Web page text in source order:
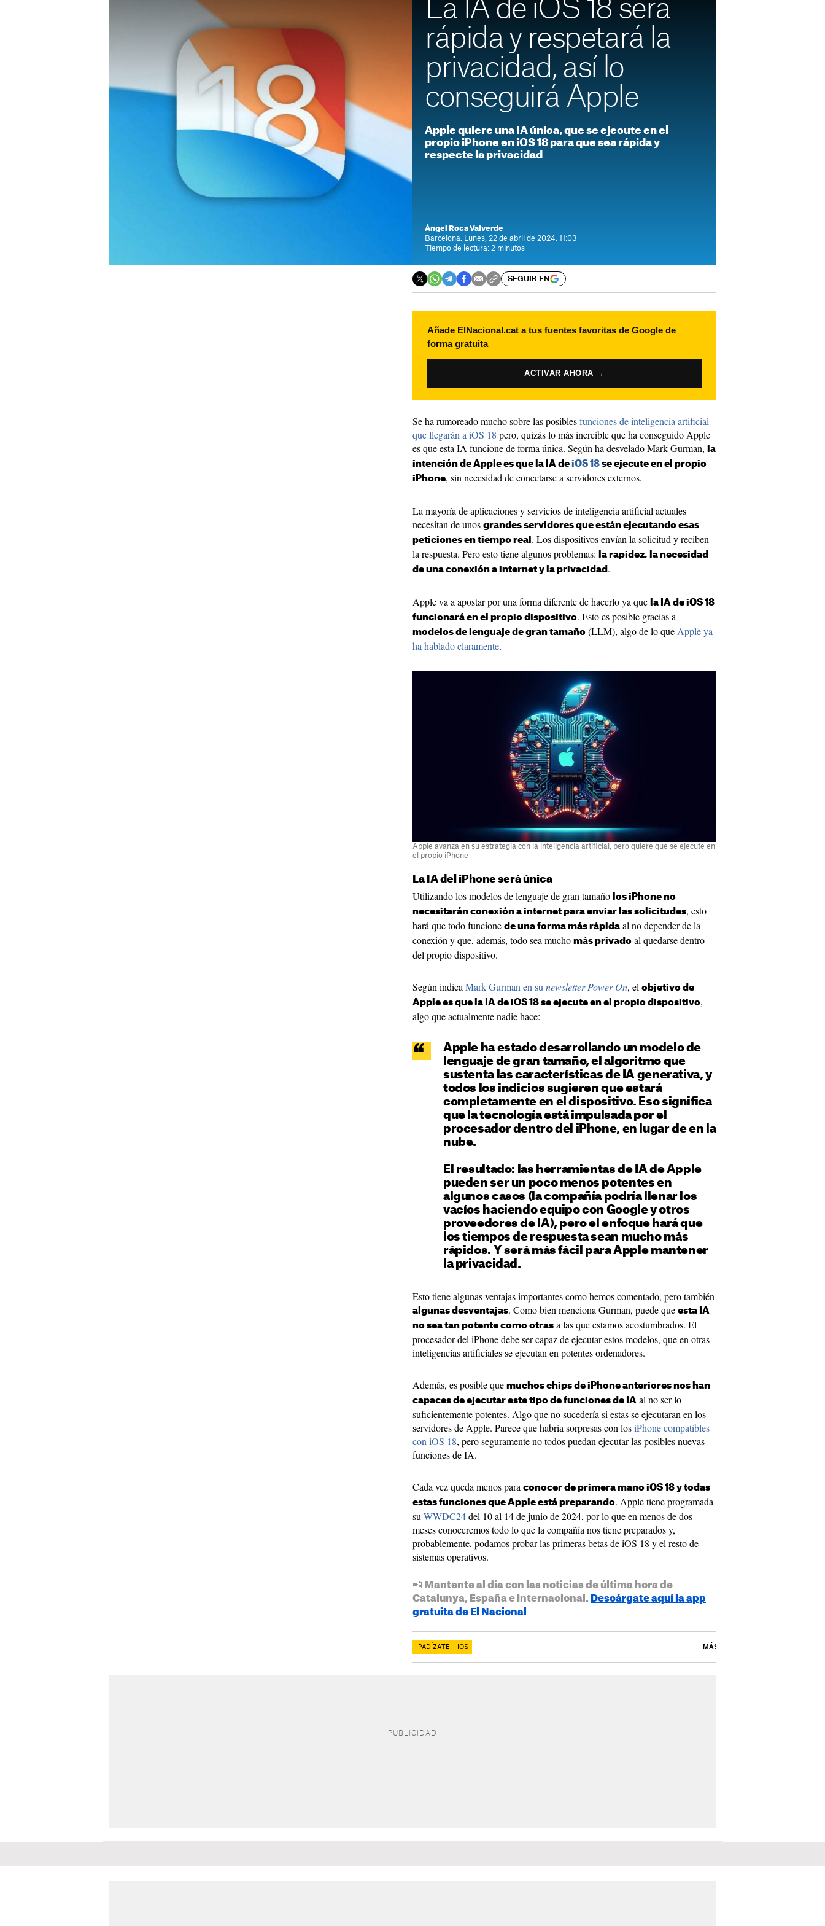
La IA de iOS 18 será
rápida y respetará la
privacidad, así lo
conseguirá Apple
Apple quiere una IA única, que se ejecute en el
propio iPhone en iOS 18 para que sea rápida y
respecte la privacidad
Ángel Roca Valverde
Barcelona. Lunes, 22 de abril de 2024. 11:03
Tiempo de lectura: 2 minutos
SEGUIR EN
Añade ElNacional.cat a tus fuentes favoritas de Google de
forma gratuita
ACTIVAR AHORA →
Se ha rumoreado mucho sobre las posiblesfunciones de inteligencia artificial
que llegarán a iOS 18 pero, quizás lo más increíble que ha conseguido Apple
es que esta IA funcione de forma única. Según ha desvelado Mark Gurman,
la
intención de Apple es que la IA de iOS 18 se ejecute en el propio
iPhone, sin necesidad de conectarse a servidores externos.
La mayoría de aplicaciones y servicios de inteligencia artificial actuales
necesitan de unos grandes servidores que están ejecutando esas
peticiones en tiempo real . Los dispositivos envían la solicitud y reciben
la respuesta. Pero esto tiene algunos problemas:
la rapidez, la necesidad
de una conexión a internet y la privacidad .
Apple va a apostar por una forma diferente de hacerlo ya que la IA de iOS 18
funcionará en el propio dispositivo. Esto es posible gracias a
modelos de lenguaje de gran tamaño (LLM), algo de lo que Apple ya
ha hablado claramente.
Apple avanza en su estrategia con la inteligencia artificial, pero quiere que se ejecute en
el propio iPhone
La IA del iPhone será única
Utilizando los modelos de lenguaje de gran tamaño los iPhone no
necesitarán conexión a internet para enviar las solicitudes, esto
hará que todo funcione de una forma más rápida al no depender de la
conexión y que, además, todo sea mucho más privado al quedarse dentro
del propio dispositivo.
Según indicaMark Gurman en sunewsletter Power On, el objetivo de
Apple es que la IA de iOS 18 se ejecute en el propio dispositivo,
algo que actualmente nadie hace:
Apple ha estado desarrollando un modelo de
lenguaje de gran tamaño, el algoritmo que
sustenta las características de IA generativa, y
todos los indicios sugieren que estará
completamente en el dispositivo. Eso significa
que la tecnología está impulsada por el
procesador dentro del iPhone, en lugar de en la
nube.
El resultado: las herramientas de IA de Apple
pueden ser un poco menos potentes en
algunos casos (la compañía podría llenar los
vacíos haciendo equipo con Google y otros
proveedores de IA), pero el enfoque hará que
los tiempos de respuesta sean mucho más
rápidos. Y será más fácil para Apple mantener
la privacidad.
Esto tiene algunas ventajas importantes como hemos comentado, pero también
algunas desventajas. Como bien menciona Gurman, puede que esta IA
no sea tan potente como otras a las que estamos acostumbrados. El
procesador del iPhone debe ser capaz de ejecutar estos modelos, que en otras
inteligencias artificiales se ejecutan en potentes ordenadores.
Además, es posible que muchos chips de iPhone anteriores nos han
capaces de ejecutar este tipo de funciones de IA al no ser lo
suficientemente potentes. Algo que no sucedería si estas se ejecutaran en los
servidores de Apple. Parece que habría sorpresas con losiPhone compatibles
con iOS 18, pero seguramente no todos puedan ejecutar las posibles nuevas
funciones de IA.
Cada vez queda menos para conocer de primera mano iOS 18 y todas
estas funciones que Apple está preparando. Apple tiene programada
suWWDC24del 10 al 14 de junio de 2024, por lo que en menos de dos
meses conoceremos todo lo que la compañía nos tiene preparados y,
probablemente, podamos probar las primeras betas de iOS 18 y el resto de
sistemas operativos.
📲 Mantente al día con las noticias de última hora de
Catalunya, España e Internacional. Descárgate aquí la app
gratuita de El Nacional
IPADÍZATE IOS MÁS